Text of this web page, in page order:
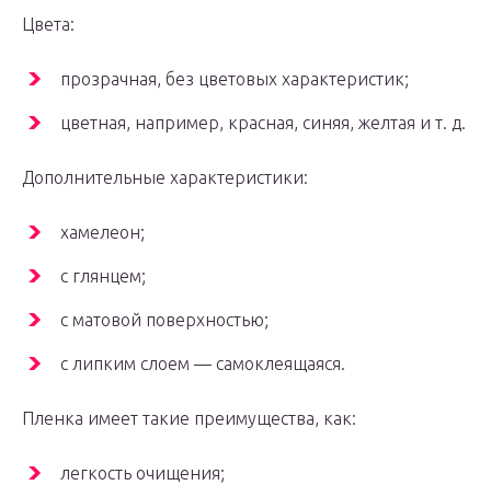
Цвета:
прозрачная, без цветовых характеристик;
цветная, например, красная, синяя, желтая и т. д.
Дополнительные характеристики:
хамелеон;
с глянцем;
с матовой поверхностью;
с липким слоем — самоклеящаяся.
Пленка имеет такие преимущества, как:
легкость очищения;